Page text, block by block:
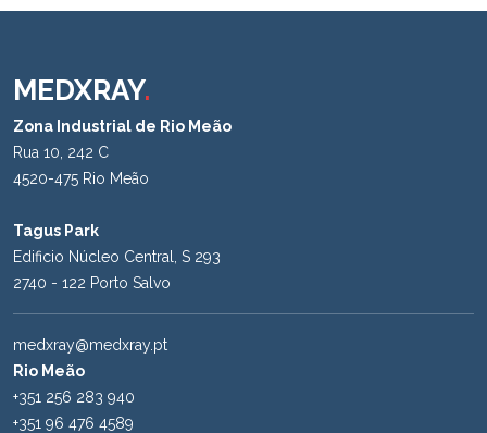
MEDXRAY.
Zona Industrial de Rio Meão
Rua 10, 242 C
4520-475 Rio Meão
Tagus Park
Edificio Núcleo Central, S 293
2740 - 122 Porto Salvo
medxray@medxray.pt
Rio Meão
+351 256 283 940
+351 96 476 4589